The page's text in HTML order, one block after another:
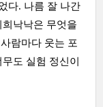
다. 나름 잘 나간
낙낙은 무엇을
람마다 웃는 포
도 실험 정신이